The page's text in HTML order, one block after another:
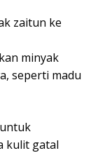
zaitun ke
minyak
seperti madu
kulit gatal